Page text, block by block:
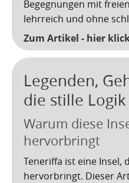
Puerto
San
San Juan
San
Santa
Franco
Thor Heyerdahl und
Begegnungen mit
lehrreich und ohne
Zum Artikel - hier
Legenden,
die stille Logik
Warum diese
hervorbringt
Teneriffa ist eine Insel,
hervorbringt. Dieser